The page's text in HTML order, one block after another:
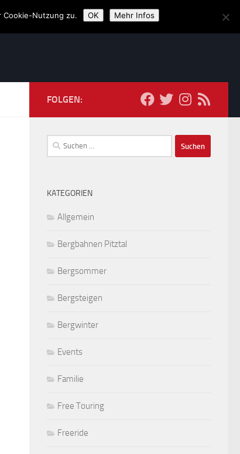
FOLGEN:
Suchen
nach:
KATEGORIEN
Allgemein
Bergbahnen Pitztal
Bergsommer
Bergsteigen
Bergwinter
Events
Familie
Free Touring
Freeride
Cookie-Nutzung zu. OK Mehr Infos